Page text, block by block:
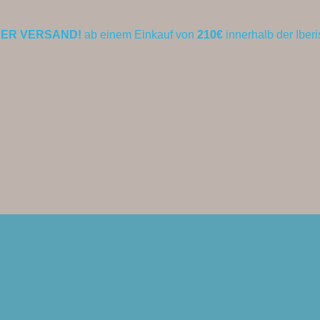
VERSAND! ab einem Einkauf von 210€ innerhalb der